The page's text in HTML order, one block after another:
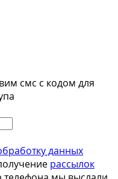
смс с кодом для
данных
рассылок